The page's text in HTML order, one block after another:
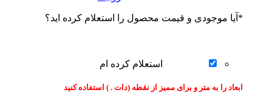
آیا موجودی و قیمت محصول را استعلام کرده اید؟
استعلام کرده ام
ابعاد را به متر و برای ممیز از نقطه (دات . ) استفاده کنید